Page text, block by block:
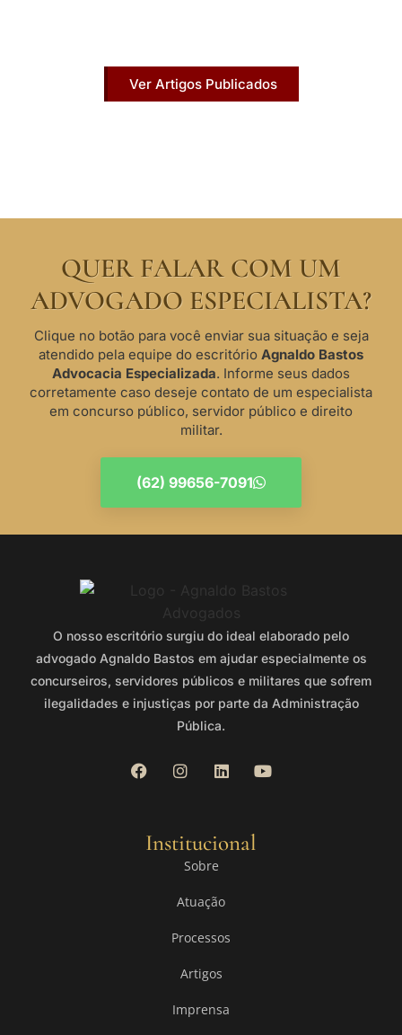
Ver Artigos Publicados
QUER FALAR COM UM
ADVOGADO ESPECIALISTA?
Clique no botão para você enviar sua situação e seja
atendido pela equipe do escritório Agnaldo Bastos
Advocacia Especializada. Informe seus dados
corretamente caso deseje contato de um especialista
em concurso público, servidor público e direito
militar.
(62) 99656-7091
O nosso escritório surgiu do ideal elaborado pelo
advogado Agnaldo Bastos em ajudar especialmente os
concurseiros, servidores públicos e militares que sofrem
ilegalidades e injustiças por parte da Administração
Pública.
Institucional
Sobre
Atuação
Processos
Artigos
Imprensa